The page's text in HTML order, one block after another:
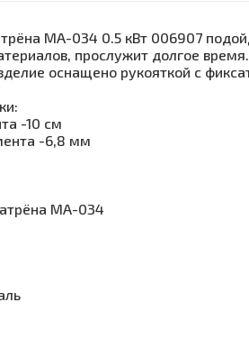
МА-034 0.5 кВт 006907
прослужит долгое время.
оснащено рукояткой с
-10 см
-6,8 мм
МА-034